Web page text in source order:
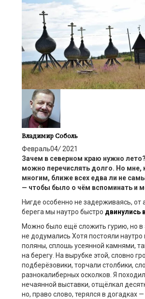
Владимир Соболь
Февраль04/2021
Зачем в северном краю нужно
можно перечислять долго. Но мне,
многим, ближе всех едва ли не
— чтобы было о чём вспоминать и
Нигде особенно не задерживаясь, от
берега мы наутро быстро двинулись
Можно было ещё сложить гурию, но в
не додумались Хотя постояли наутро
поляны, сплошь усеянной камнями,
на берегу. На вырубке этой, словно
подберёзовики, торчали столбики,
разнокалиберных осколков. Я
нечаянной выставки, отщёлкал
но, право слово, терялся в догадках